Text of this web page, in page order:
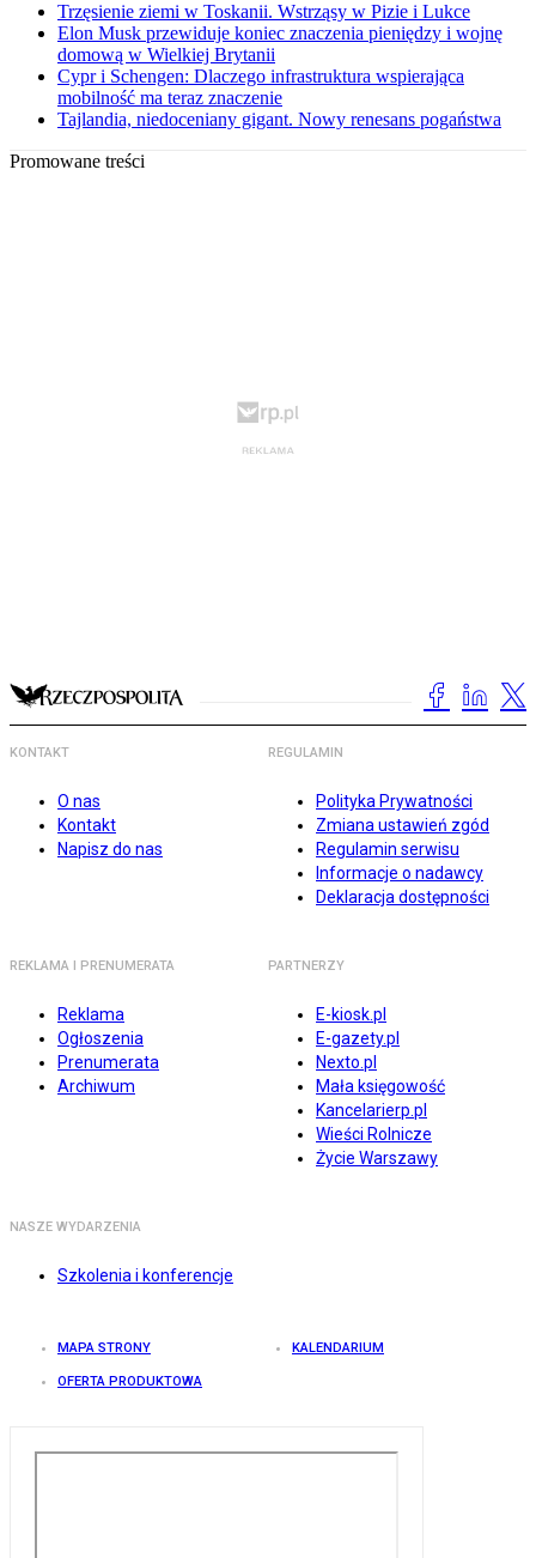
Trzęsienie ziemi w Toskanii. Wstrząsy w Pizie i Lukce
Elon Musk przewiduje koniec znaczenia pieniędzy i wojnę
domową w Wielkiej Brytanii
Cypr i Schengen: Dlaczego infrastruktura wspierająca
mobilność ma teraz znaczenie
Tajlandia, niedoceniany gigant. Nowy renesans pogaństwa
Promowane treści
KONTAKT
O nas
Kontakt
Napisz do nas
REGULAMIN
Polityka Prywatności
Zmiana ustawień zgód
Regulamin serwisu
Informacje o nadawcy
Deklaracja dostępności
REKLAMA I PRENUMERATA
Reklama
Ogłoszenia
Prenumerata
Archiwum
PARTNERZY
E-kiosk.pl
E-gazety.pl
Nexto.pl
Mała księgowość
Kancelarierp.pl
Wieści Rolnicze
Życie Warszawy
NASZE WYDARZENIA
Szkolenia i konferencje
MAPA STRONY KALENDARIUM
OFERTA PRODUKTOWA